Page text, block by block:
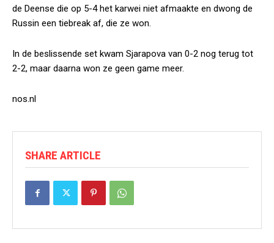
de Deense die op 5-4 het karwei niet afmaakte en dwong de
Russin een tiebreak af, die ze won.
In de beslissende set kwam Sjarapova van 0-2 nog terug tot
2-2, maar daarna won ze geen game meer.
nos.nl
SHARE ARTICLE